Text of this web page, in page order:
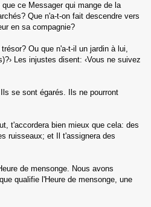
ce Messager qui mange de la
Que n'a-t-on fait descendre vers
en sa compagnie?
Ou que n'a-t-il un jardin à lui,
Les injustes disent: ‹Vous ne suivez
se sont égarés. Ils ne pourront
t'accordera bien mieux que cela: des
ruisseaux; et Il t'assignera des
de mensonge. Nous avons
qualifie l'Heure de mensonge, une